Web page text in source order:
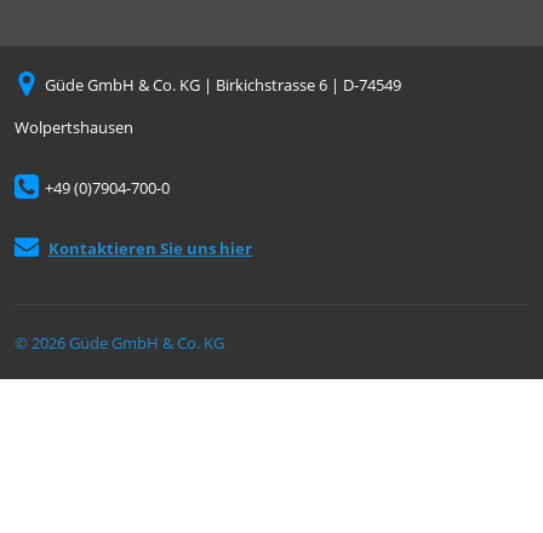
Güde GmbH & Co. KG | Birkichstrasse 6 | D-74549
Wolpertshausen
+49 (0)7904-700-0
Kontaktieren Sie uns hier
© 2026 Güde GmbH & Co. KG